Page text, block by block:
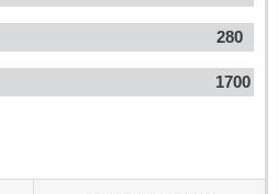
280
1700